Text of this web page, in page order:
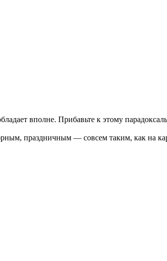
вполне. Прибавьте к этому
праздничным — совсем таким, как на